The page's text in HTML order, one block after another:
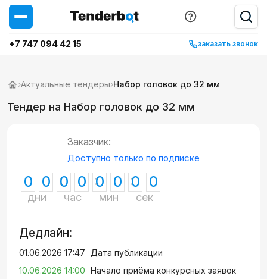
+7 747 094 42 15 заказать звонок
›Актуальные тендеры›Набор головок до 32 мм
Тендер на Набор головок до 32 мм
Заказчик:
Доступно только по подписке
0 0
дни
0 0
час
0 0
мин
0 0
сек
Дедлайн:
01.06.2026 17:47
Дата публикации
10.06.2026 14:00 Начало приёма конкурсных заявок